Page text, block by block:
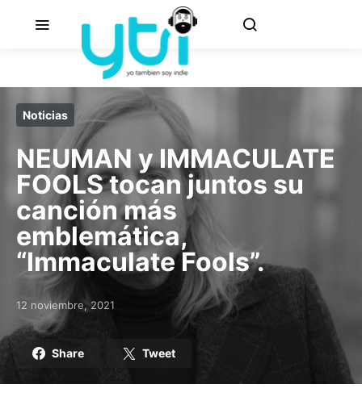
Noticias
NEUMAN y IMMACULATE
FOOLS tocan juntos su
canción más
emblemática,
“Immaculate Fools”.
Posted on
12 noviembre, 2021
Share Tweet